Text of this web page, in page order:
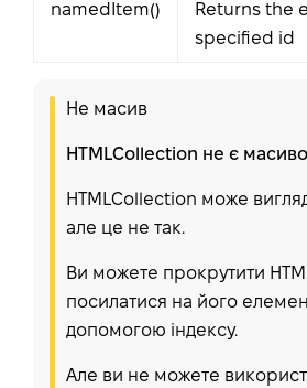
namedItem()
Returns the
specified id
Не масив
HTMLCollection не є
HTMLCollection може
але це не так.
Ви можете прокрутити
посилатися на його
допомогою індексу.
Але ви не можете